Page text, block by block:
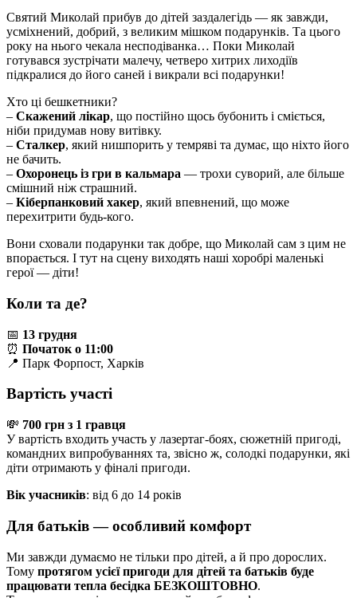
Святий Миколай прибув до дітей заздалегідь — як завжди,
усміхнений, добрий, з великим мішком подарунків. Та цього
року на нього чекала несподіванка… Поки Миколай
готувався зустрічати малечу, четверо хитрих лиходіїв
підкралися до його саней і викрали всі подарунки!
Хто ці бешкетники?
– Скажений лікар, що постійно щось бубонить і сміється,
ніби придумав нову витівку.
– Сталкер, який нишпорить у темряві та думає, що ніхто його
не бачить.
– Охоронець із гри в кальмара — трохи суворий, але більше
смішний ніж страшний.
– Кіберпанковий хакер, який впевнений, що може
перехитрити будь-кого.
Вони сховали подарунки так добре, що Миколай сам з цим не
впорається. І тут на сцену виходять наші хоробрі маленькі
герої — діти!
Коли та де?
📅 13 грудня
⏰ Початок о 11:00
📍 Парк Форпост, Харків
Вартість участі
💸 700 грн з 1 гравця
У вартість входить участь у лазертаг-боях, сюжетній пригоді,
командних випробуваннях та, звісно ж, солодкі подарунки, які
діти отримають у фіналі пригоди.
Вік учасників: від 6 до 14 років
Для батьків — особливий комфорт
Ми завжди думаємо не тільки про дітей, а й про дорослих.
Тому протягом усієї пригоди для дітей та батьків буде
працювати тепла бесідка БЕЗКОШТОВНО.